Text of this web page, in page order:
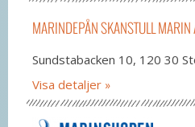
MARINDEPÅN SKANSTULL MARIN
Sundstabacken 10, 120 30
Visa detaljer